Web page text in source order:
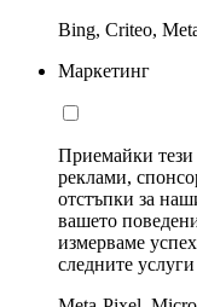
Bing, Criteo,
Маркетинг
Приемайки
реклами,
отстъпки за
вашето
измерваме
следните